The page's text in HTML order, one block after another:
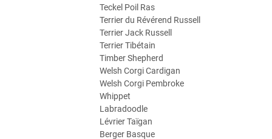
Teckel Poil Ras
Terrier du Révérend Russell
Terrier Jack Russell
Terrier Tibétain
Timber Shepherd
Welsh Corgi Cardigan
Welsh Corgi Pembroke
Whippet
Labradoodle
Lévrier Taïgan
Berger Basque